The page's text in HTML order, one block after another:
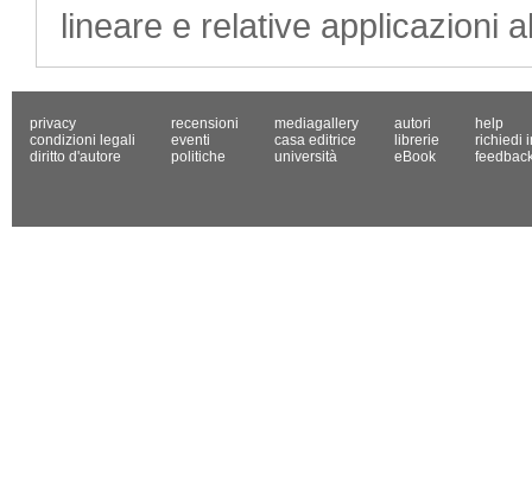
lineare e relative applicazioni
privacy
condizioni legali
diritto d'autore
recensioni
eventi
politiche
mediagallery
casa editrice
università
autori
librerie
eBook
help
richiedi